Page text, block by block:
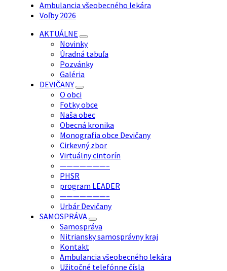
Ambulancia všeobecného lekára
Voľby 2026
AKTUÁLNE
Novinky
Úradná tabuľa
Pozvánky
Galéria
DEVIČANY
O obci
Fotky obce
Naša obec
Obecná kronika
Monografia obce Devičany
Cirkevný zbor
Virtuálny cintorín
———————–
PHSR
program LEADER
———————–
Urbár Devičany
SAMOSPRÁVA
Samospráva
Nitriansky samosprávny kraj
Kontakt
Ambulancia všeobecného lekára
Užitočné telefónne čísla